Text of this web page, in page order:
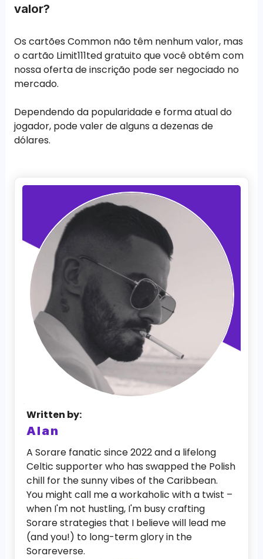
valor?
Os cartões Common não têm nenhum valor, mas
o cartão Limit111ted gratuito que você obtém com
nossa oferta de inscrição pode ser negociado no
mercado.
Dependendo da popularidade e forma atual do
jogador, pode valer de alguns a dezenas de
dólares.
Written by:
Alan
A Sorare fanatic since 2022 and a lifelong
Celtic supporter who has swapped the Polish
chill for the sunny vibes of the Caribbean.
You might call me a workaholic with a twist –
when I'm not hustling, I'm busy crafting
Sorare strategies that I believe will lead me
(and you!) to long-term glory in the
Sorareverse.